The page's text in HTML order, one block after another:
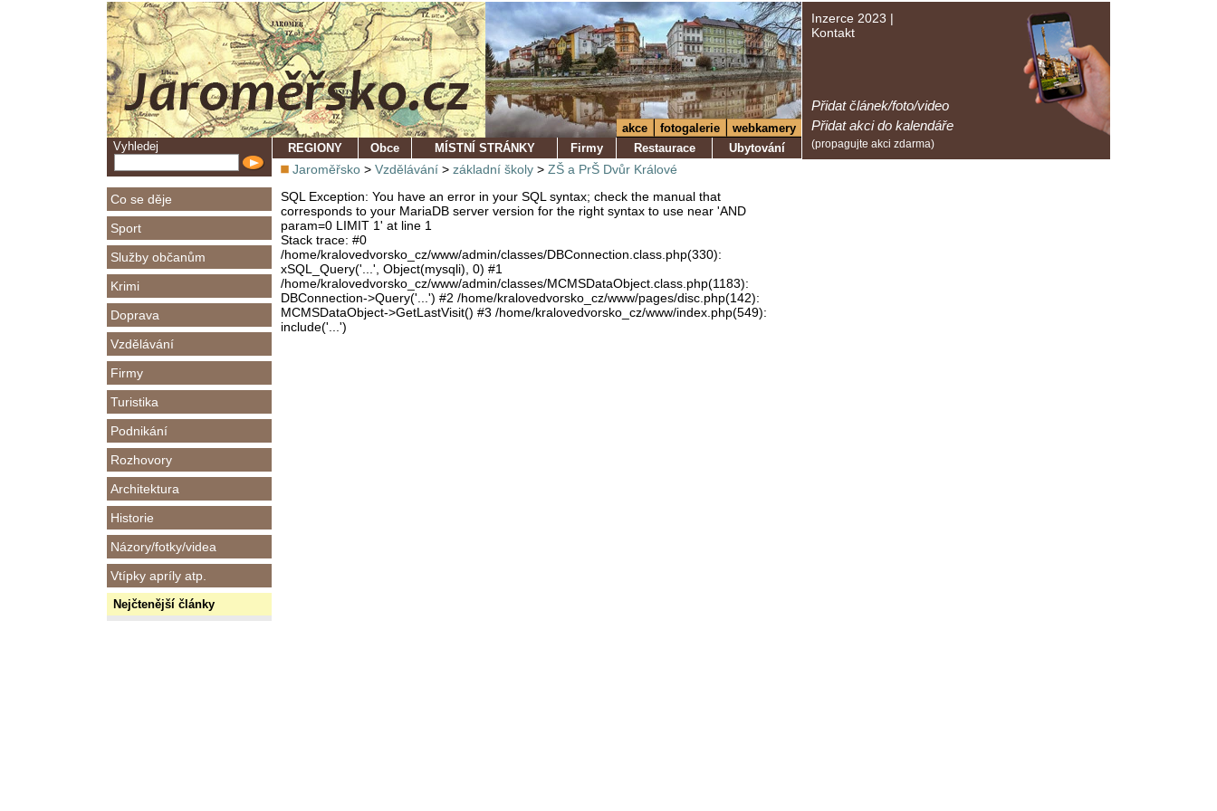
Vyhledej
Co se děje
Sport
Služby občanům
Krimi
Doprava
Vzdělávání
Firmy
Turistika
Podnikání
Rozhovory
Architektura
Historie
Názory/fotky/videa
Vtípky apríly atp.
Nejčtenější články
Inzerce 2023 |
Kontakt
Přidat článek/foto/video
Přidat akci do kalendáře
(propagujte akci zdarma)
akce fotogalerie
webkamery
REGIONY
Obce MÍSTNÍ STRÁNKY Firmy Restaurace Ubytování
Jaroměřsko > Vzdělávání > základní školy > ZŠ a PrŠ Dvůr Králové
SQL Exception: You have an error in your SQL syntax; check the manual that
corresponds to your MariaDB server version for the right syntax to use near 'AND
param=0 LIMIT 1' at line 1
Stack trace: #0
/home/kralovedvorsko_cz/www/admin/classes/DBConnection.class.php(330):
xSQL_Query('...', Object(mysqli), 0) #1
/home/kralovedvorsko_cz/www/admin/classes/MCMSDataObject.class.php(1183):
DBConnection->Query('...') #2 /home/kralovedvorsko_cz/www/pages/disc.php(142):
MCMSDataObject->GetLastVisit() #3 /home/kralovedvorsko_cz/www/index.php(549):
include('...')